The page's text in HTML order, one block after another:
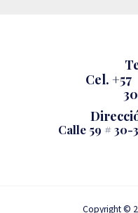
Cel.
Calle 59 #
Copyright ©